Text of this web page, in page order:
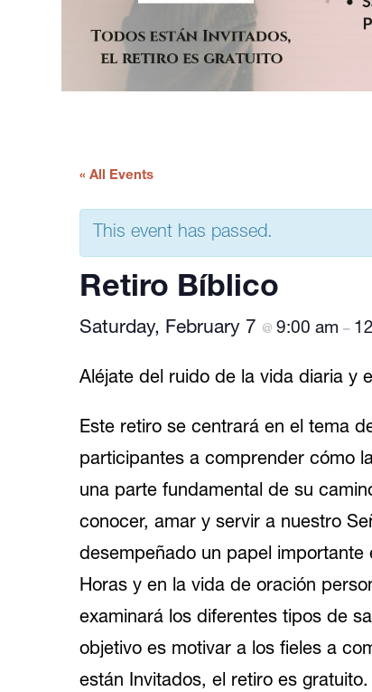
« All Events
This event has passed.
Retiro Bíblico
Saturday, February 7 @ 9:00 am –
Aléjate del ruido de la vida diaria y
Este retiro se centrará en el tema
participantes a comprender cómo
una parte fundamental de su
conocer, amar y servir a nuestro
desempeñado un papel importante
Horas y en la vida de oración
examinará los diferentes tipos de
objetivo es motivar a los fieles a
están Invitados, el retiro es gratuito.